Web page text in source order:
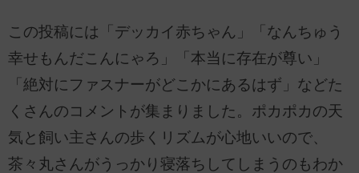
この投稿には「デッカイ赤ちゃん」「なんちゅう
幸せもんだこんにゃろ」「本当に存在が尊い」
「絶対にファスナーがどこかにあるはず」などた
くさんのコメントが集まりました。ポカポカの天
気と飼い主さんの歩くリズムが心地いいので、
茶々丸さんがうっかり寝落ちしてしまうのもわか